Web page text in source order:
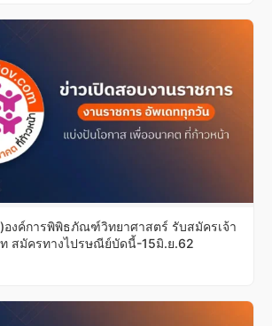
องค์การพิพิธภัณฑ์วิทยาศาสตร์ รับสมัครเจ้า
สมัครทางไปรษณีย์บัดนี้-15มิ.ย.62